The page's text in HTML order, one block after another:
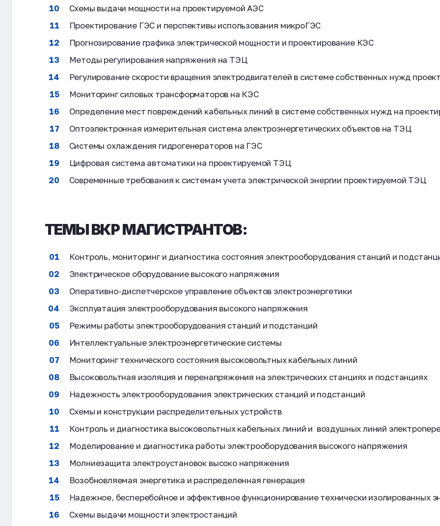
Схемы выдачи мощности на проектируемой АЭС
Проектирование ГЭС и перспективы использования микроГЭС
Прогнозирование графика электрической мощности и проектирование КЭС
Методы регулирования напряжения на ТЭЦ
Регулирование скорости вращения электродвигателей в системе собственных нужд
Мониторинг силовых трансформаторов на КЭС
Определение мест повреждений кабельных линий в системе собственных нужд на
Оптоэлектронная измерительная система электроэнергетических объектов на ТЭЦ
Системы охлаждения гидрогенераторов на ГЭС
Цифровая система автоматики на проектируемой ТЭЦ
Современные требования к системам учета электрической энергии проектируемой ТЭЦ
ТЕМЫ ВКР МАГИСТРАНТОВ:
Контроль, мониторинг и диагностика состояния электрооборудования станций и
Электрическое оборудование высокого напряжения
Оперативно-диспетчерское управление объектов электроэнергетики
Эксплуатация электрооборудования высокого напряжения
Режимы работы электрооборудования станций и подстанций
Интеллектуальные электроэнергетические системы
Мониторинг технического состояния высоковольтных кабельных линий
Высоковольтная изоляция и перенапряжения на электрических станциях и подстанциях
Надежность электрооборудования электрических станций и подстанций
Схемы и конструкции распределительных устройств
Контроль и диагностика высоковольтных кабельных линий и воздушных линий
Моделирование и диагностика работы электрооборудования высокого напряжения
Молниезащита электроустановок высоко напряжения
Возобновляемая энергетика и распределенная генерация
Надежное, бесперебойное и эффективное функционирование технически изолированных
Схемы выдачи мощности электростанций